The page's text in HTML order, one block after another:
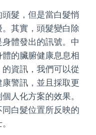
髮，但是當白髮悄
其實，頭髮變白除
體發出的訊號。中
的臟腑健康息息相
資訊，我們可以從
警訊，並且採取更
人化方案的效果。
白髮位置所反映的